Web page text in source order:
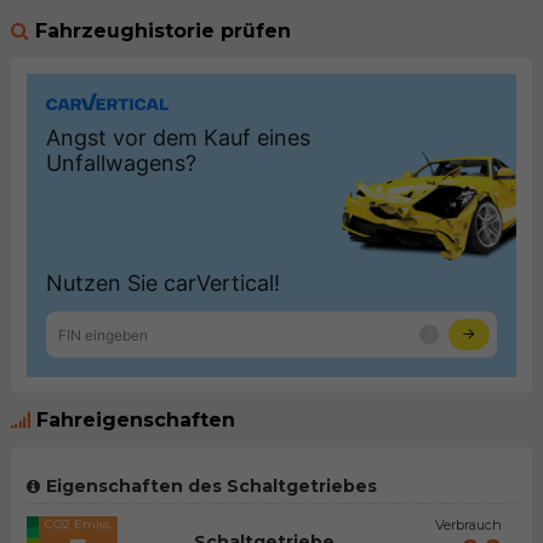
Fahrzeughistorie prüfen
Fahreigenschaften
Eigenschaften des Schaltgetriebes
CO2 Emiss. Verbrauch